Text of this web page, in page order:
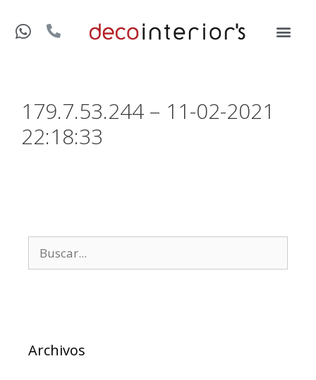
179.7.53.244 – 11-02-2021
22:18:33
Archivos